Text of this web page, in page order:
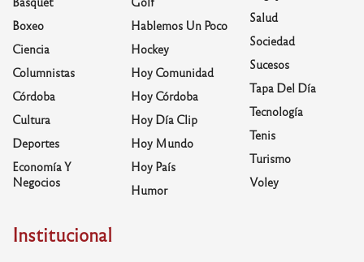
Boxeo
Ciencia
Columnistas
Córdoba
Cultura
Deportes
Economía Y
Negocios
Hablemos Un Poco
Hockey
Hoy Comunidad
Hoy Córdoba
Hoy Día Clip
Hoy Mundo
Hoy País
Humor
Salud
Sociedad
Sucesos
Tapa Del Día
Tecnología
Tenis
Turismo
Voley
Institucional